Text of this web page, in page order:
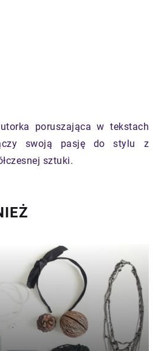
poruszająca w tekstach
swoją pasję do stylu z
sztuki.